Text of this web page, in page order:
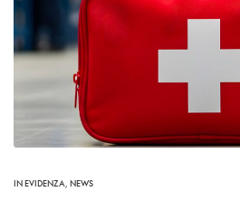
IN EVIDENZA, NEWS